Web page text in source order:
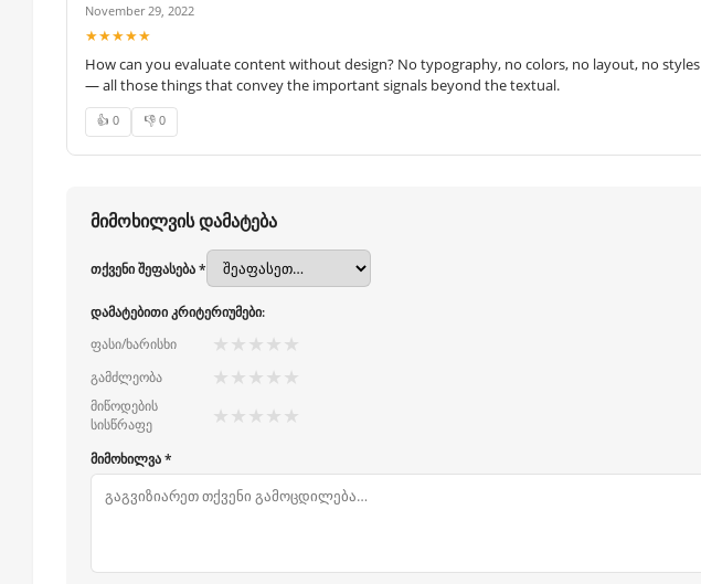
November 29, 2022
★★★★★
How can you evaluate content without design? No typography, no colors, no layout, no styles
— all those things that convey the important signals beyond the textual.
👍 0 👎 0
მიმოხილვის დამატება
თქვენი შეფასება *
დამატებითი კრიტერიუმები:
ფასი/ხარისხი
★ ★ ★ ★ ★
გამძლეობა ★ ★ ★ ★ ★
მიწოდების
სისწრაფე
★ ★ ★ ★ ★
მიმოხილვა *